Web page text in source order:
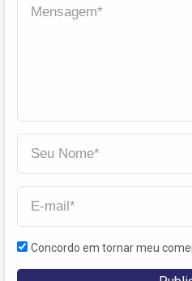
Concordo em tornar meu